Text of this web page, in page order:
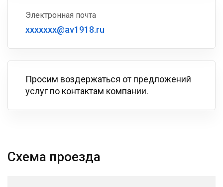
Электронная почта
xxxxxxx@av1918.ru
Просим воздержаться от предложений
услуг по контактам компании.
Схема проезда